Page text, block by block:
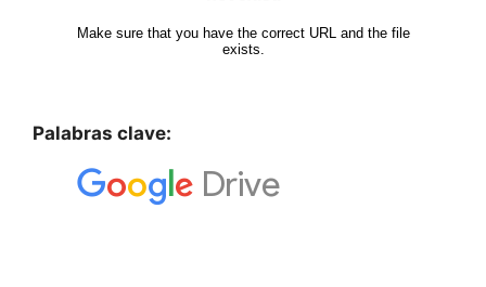
Palabras clave: